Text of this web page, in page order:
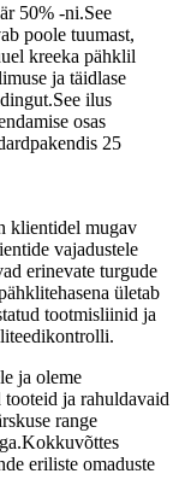
50% -ni.See
poole tuumast,
kreeka pähklil
ja täidlase
ilus
osas
25
klientidel mugav
vajadustele
erinevate turgude
ületab
tootmisliinid ja
ja oleme
ja rahuldavaid
range
eriliste omaduste